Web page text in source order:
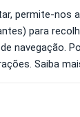
detalhes
permite-nos
para
navegação.
Saiba